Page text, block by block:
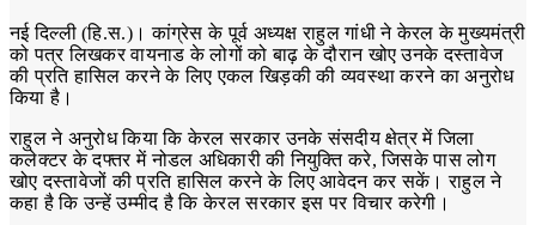
नई दिल्ली (हि.स.)। कांग्रेस के पूर्व अध्यक्ष राहुल गांधी ने केरल के मुख्यमंत्री
को पत्र लिखकर वायनाड के लोगों को बाढ़ के दौरान खोए उनके दस्तावेज
की प्रति हासिल करने के लिए एकल खिड़की की व्यवस्था करने का अनुरोध
किया है।
राहुल ने अनुरोध किया कि केरल सरकार उनके संसदीय क्षेत्र में जिला
कलेक्टर के दफ्तर में नोडल अधिकारी की नियुक्ति करे, जिसके पास लोग
खोए दस्तावेजों की प्रति हासिल करने के लिए आवेदन कर सकें। राहुल ने
कहा है कि उन्हें उम्मीद है कि केरल सरकार इस पर विचार करेगी।